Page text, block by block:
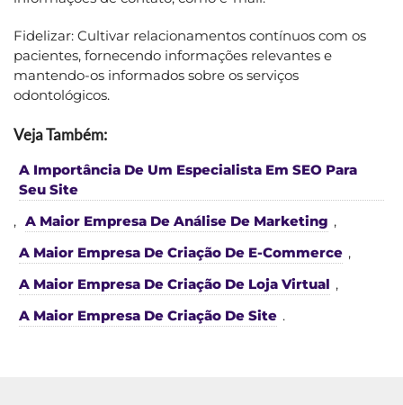
Fidelizar: Cultivar relacionamentos contínuos com os
pacientes, fornecendo informações relevantes e
mantendo-os informados sobre os serviços
odontológicos.
Veja Também:
A Importância De Um Especialista Em SEO Para
Seu Site
, A Maior Empresa De Análise De Marketing ,
A Maior Empresa De Criação De E-Commerce ,
A Maior Empresa De Criação De Loja Virtual ,
A Maior Empresa De Criação De Site .